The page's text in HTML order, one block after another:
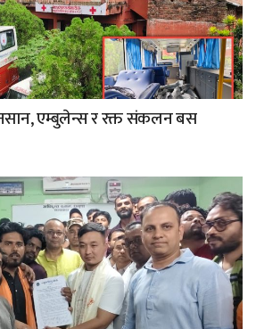
एम्बुलेन्स र रक्त संकलन बस